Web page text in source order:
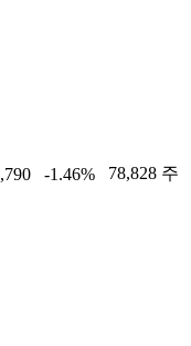
-1.46% 78,828 주